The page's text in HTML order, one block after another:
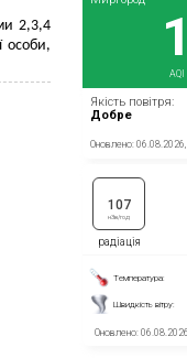
2,3,4
особи,